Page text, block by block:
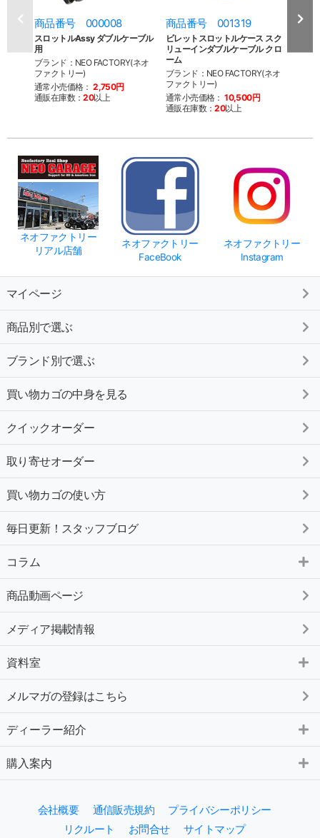
商品番号 000008
スロットルAssy ダブルケーブル
用
ブランド：NEO FACTORY(ネオ
ファクトリー)
通常小売価格： 2,750円
通販在庫数：20以上
商品番号 001319
ビレットスロットルケース スク
リューインダブルケーブル クロ
ーム
ブランド：NEO FACTORY(ネオ
ファクトリー)
通常小売価格： 10,500円
通販在庫数：20以上
商
ネオファクトリー
リアル店舗
ネオファクトリー
FaceBook
ネオファクトリー
Instagram
マイページ
商品別で選ぶ
ブランド別で選ぶ
買い物カゴの中身を見る
クイックオーダー
取り寄せオーダー
買い物カゴの使い方
毎日更新！スタッフブログ
コラム
商品動画ページ
メディア掲載情報
資料室
メルマガの登録はこちら
ディーラー紹介
購入案内
会社概要 通信販売規約
プライバシーポリシー
リクルート
お問合せ サイトマップ